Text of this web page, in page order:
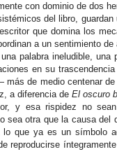
con dominio de dos
del libro, guardan
que domina los
a un sentimiento de
palabra ineludible, una
en su
de medio centenar
a diferencia de El oscuro
y esa rispidez no
sea otra que la causa del
que ya es un símbolo
reproducirse íntegramente